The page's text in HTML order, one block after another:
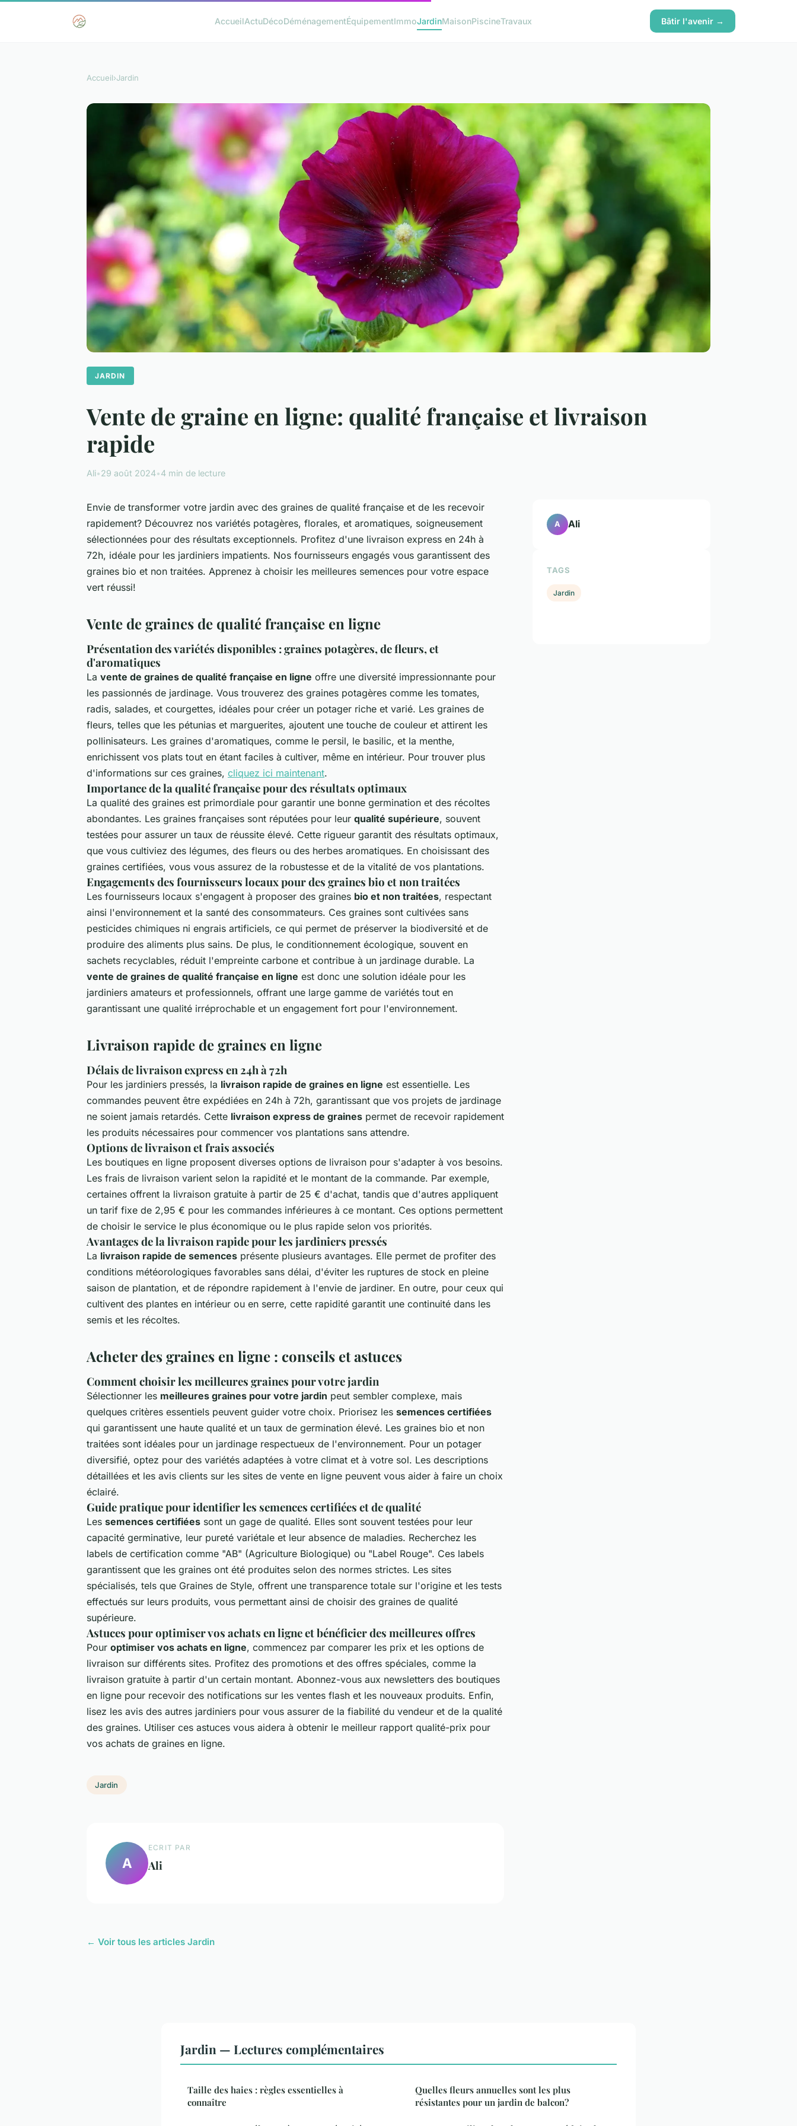
AccueilActuDécoDéménagementÉquipementImmoJardinMaisonPiscineTravaux Bâtir l'avenir →
Accueil›Jardin
JARDIN
Vente de graine en ligne: qualité française et livraison
rapide
Ali•29 août 2024•4 min de lecture
Envie de transformer votre jardin avec des graines de qualité française et de les recevoir
rapidement? Découvrez nos variétés potagères, florales, et aromatiques, soigneusement
sélectionnées pour des résultats exceptionnels. Profitez d'une livraison express en 24h à
72h, idéale pour les jardiniers impatients. Nos fournisseurs engagés vous garantissent des
graines bio et non traitées. Apprenez à choisir les meilleures semences pour votre espace
vert réussi!
Vente de graines de qualité française en ligne
Présentation des variétés disponibles : graines potagères, de fleurs, et
d'aromatiques
La vente de graines de qualité française en ligne offre une diversité impressionnante pour
les passionnés de jardinage. Vous trouverez des graines potagères comme les tomates,
radis, salades, et courgettes, idéales pour créer un potager riche et varié. Les graines de
fleurs, telles que les pétunias et marguerites, ajoutent une touche de couleur et attirent les
pollinisateurs. Les graines d'aromatiques, comme le persil, le basilic, et la menthe,
enrichissent vos plats tout en étant faciles à cultiver, même en intérieur. Pour trouver plus
d'informations sur ces graines, cliquez ici maintenant.
Importance de la qualité française pour des résultats optimaux
La qualité des graines est primordiale pour garantir une bonne germination et des récoltes
abondantes. Les graines françaises sont réputées pour leur qualité supérieure, souvent
testées pour assurer un taux de réussite élevé. Cette rigueur garantit des résultats optimaux,
que vous cultiviez des légumes, des fleurs ou des herbes aromatiques. En choisissant des
graines certifiées, vous vous assurez de la robustesse et de la vitalité de vos plantations.
Engagements des fournisseurs locaux pour des graines bio et non traitées
Les fournisseurs locaux s'engagent à proposer des graines bio et non traitées, respectant
ainsi l'environnement et la santé des consommateurs. Ces graines sont cultivées sans
pesticides chimiques ni engrais artificiels, ce qui permet de préserver la biodiversité et de
produire des aliments plus sains. De plus, le conditionnement écologique, souvent en
sachets recyclables, réduit l'empreinte carbone et contribue à un jardinage durable. La
vente de graines de qualité française en ligne est donc une solution idéale pour les
jardiniers amateurs et professionnels, offrant une large gamme de variétés tout en
garantissant une qualité irréprochable et un engagement fort pour l'environnement.
Livraison rapide de graines en ligne
Délais de livraison express en 24h à 72h
Pour les jardiniers pressés, la livraison rapide de graines en ligne est essentielle. Les
commandes peuvent être expédiées en 24h à 72h, garantissant que vos projets de jardinage
ne soient jamais retardés. Cette livraison express de graines permet de recevoir rapidement
les produits nécessaires pour commencer vos plantations sans attendre.
Options de livraison et frais associés
Les boutiques en ligne proposent diverses options de livraison pour s'adapter à vos besoins.
Les frais de livraison varient selon la rapidité et le montant de la commande. Par exemple,
certaines offrent la livraison gratuite à partir de 25 € d'achat, tandis que d'autres appliquent
un tarif fixe de 2,95 € pour les commandes inférieures à ce montant. Ces options permettent
de choisir le service le plus économique ou le plus rapide selon vos priorités.
Avantages de la livraison rapide pour les jardiniers pressés
La livraison rapide de semences présente plusieurs avantages. Elle permet de profiter des
conditions météorologiques favorables sans délai, d'éviter les ruptures de stock en pleine
saison de plantation, et de répondre rapidement à l'envie de jardiner. En outre, pour ceux qui
cultivent des plantes en intérieur ou en serre, cette rapidité garantit une continuité dans les
semis et les récoltes.
Acheter des graines en ligne : conseils et astuces
Comment choisir les meilleures graines pour votre jardin
Sélectionner les meilleures graines pour votre jardin peut sembler complexe, mais
quelques critères essentiels peuvent guider votre choix. Priorisez les semences certifiées
qui garantissent une haute qualité et un taux de germination élevé. Les graines bio et non
traitées sont idéales pour un jardinage respectueux de l'environnement. Pour un potager
diversifié, optez pour des variétés adaptées à votre climat et à votre sol. Les descriptions
détaillées et les avis clients sur les sites de vente en ligne peuvent vous aider à faire un choix
éclairé.
Guide pratique pour identifier les semences certifiées et de qualité
Les semences certifiées sont un gage de qualité. Elles sont souvent testées pour leur
capacité germinative, leur pureté variétale et leur absence de maladies. Recherchez les
labels de certification comme "AB" (Agriculture Biologique) ou "Label Rouge". Ces labels
garantissent que les graines ont été produites selon des normes strictes. Les sites
spécialisés, tels que Graines de Style, offrent une transparence totale sur l'origine et les tests
effectués sur leurs produits, vous permettant ainsi de choisir des graines de qualité
supérieure.
Astuces pour optimiser vos achats en ligne et bénéficier des meilleures offres
Pour optimiser vos achats en ligne, commencez par comparer les prix et les options de
livraison sur différents sites. Profitez des promotions et des offres spéciales, comme la
livraison gratuite à partir d'un certain montant. Abonnez-vous aux newsletters des boutiques
en ligne pour recevoir des notifications sur les ventes flash et les nouveaux produits. Enfin,
lisez les avis des autres jardiniers pour vous assurer de la fiabilité du vendeur et de la qualité
des graines. Utiliser ces astuces vous aidera à obtenir le meilleur rapport qualité-prix pour
vos achats de graines en ligne.
Jardin
A
ECRIT PAR
Ali
← Voir tous les articles Jardin
A Ali
TAGS
Jardin
Jardin — Lectures complémentaires
Taille des haies : règles essentielles à
connaître
Quelles fleurs annuelles sont les plus
résistantes pour un jardin de balcon?